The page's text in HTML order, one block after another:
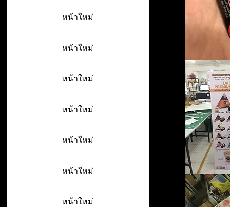
หน้าใหม่
หน้าใหม่
หน้าใหม่
หน้าใหม่
หน้าใหม่
หน้าใหม่
หน้าใหม่